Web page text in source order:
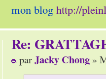
mon blog http://
Re:
parJacky Chong »